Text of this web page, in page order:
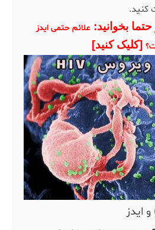
کنید.
بخوانید: علائم حتمی ایدز
[کلیک کنید]